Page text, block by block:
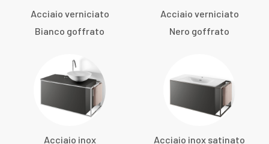
Acciaio verniciato
Bianco goffrato
Acciaio verniciato
Nero goffrato
Acciaio inox Acciaio inox satinato